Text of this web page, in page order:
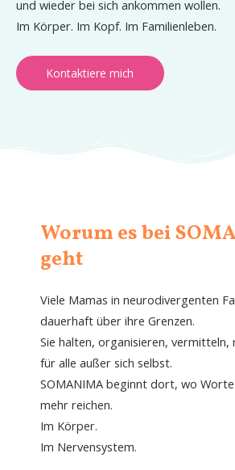
und wieder bei sich ankommen wollen.
Im Körper. Im Kopf. Im Familienleben.
Kontaktiere mich
Worum es bei
geht
Viele Mamas in neurodivergenten
dauerhaft über ihre Grenzen.
Sie halten, organisieren,
für alle außer sich selbst.
SOMANIMA beginnt dort, wo
mehr reichen.
Im Körper.
Im Nervensystem.